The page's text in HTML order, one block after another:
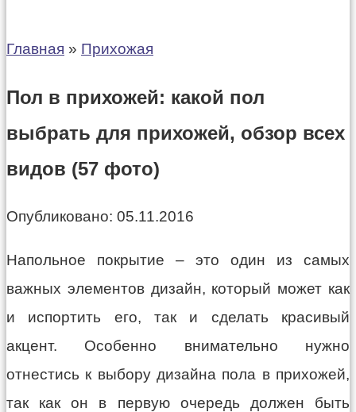
Главная » Прихожая
Пол в прихожей: какой пол
выбрать для прихожей, обзор всех
видов (57 фото)
Опубликовано: 05.11.2016
Напольное покрытие – это один из самых
важных элементов дизайн, который может как
и испортить его, так и сделать красивый
акцент. Особенно внимательно нужно
отнестись к выбору дизайна пола в прихожей,
так как он в первую очередь должен быть